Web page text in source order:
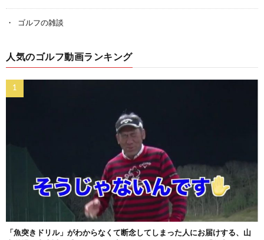
ゴルフの雑談
人気のゴルフ動画ランキング
「魚突きドリル」がわからなくて断念してしまった人にお届けする、山